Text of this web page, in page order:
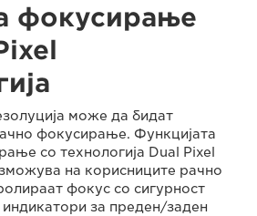
фокусирање
може да бидат
фокусирање. Функцијата
со технологија Dual Pixel
на корисниците рачно
фокус со сигурност
за преден/заден